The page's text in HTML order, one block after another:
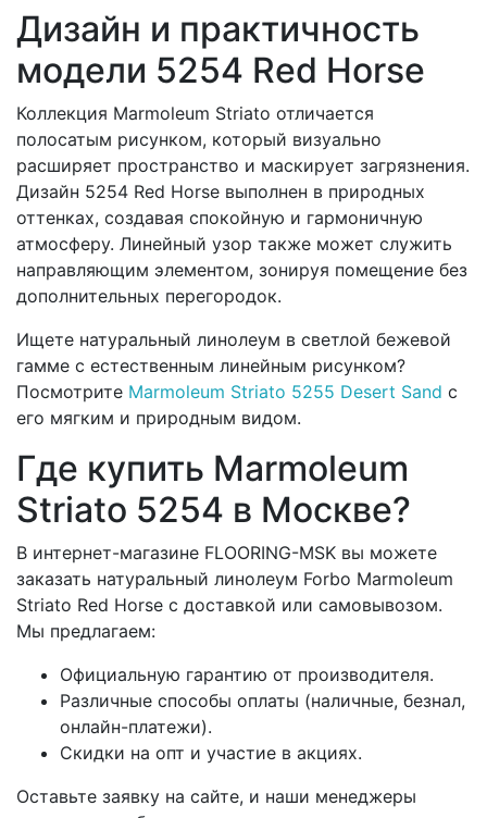
Дизайн и практичность
модели 5254 Red Horse
Коллекция Marmoleum Striato отличается
полосатым рисунком, который визуально
расширяет пространство и маскирует загрязнения.
Дизайн 5254 Red Horse выполнен в природных
оттенках, создавая спокойную и гармоничную
атмосферу. Линейный узор также может служить
направляющим элементом, зонируя помещение без
дополнительных перегородок.
Ищете натуральный линолеум в светлой бежевой
гамме с естественным линейным рисунком?
Посмотрите Marmoleum Striato 5255 Desert Sand с
его мягким и природным видом.
Где купить Marmoleum
Striato 5254 в Москве?
В интернет-магазине FLOORING-MSK вы можете
заказать натуральный линолеум Forbo Marmoleum
Striato Red Horse с доставкой или самовывозом.
Мы предлагаем:
Официальную гарантию от производителя.
Различные способы оплаты (наличные, безнал,
онлайн-платежи).
Скидки на опт и участие в акциях.
Оставьте заявку на сайте, и наши менеджеры